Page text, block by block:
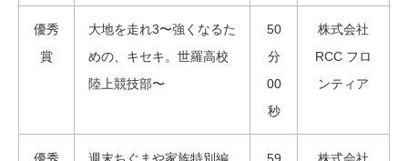
優秀
賞
大地を走れ3〜強くなるた
めの、キセキ。世羅高校
陸上競技部〜
50
分
00
秒
株式会社
RCC フロ
ンティア